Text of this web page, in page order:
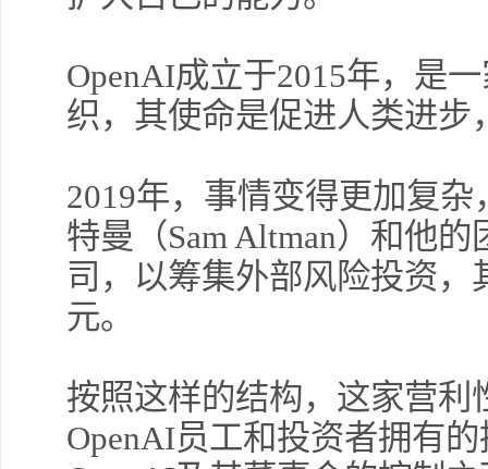
OpenAI成立于2015年，是
织，其使命是促进人类进步
2019年，事情变得更加复杂
特曼（Sam Altman）和他
司，以筹集外部风险投资
元。
按照这样的结构，这家营
OpenAI员工和投资者拥有